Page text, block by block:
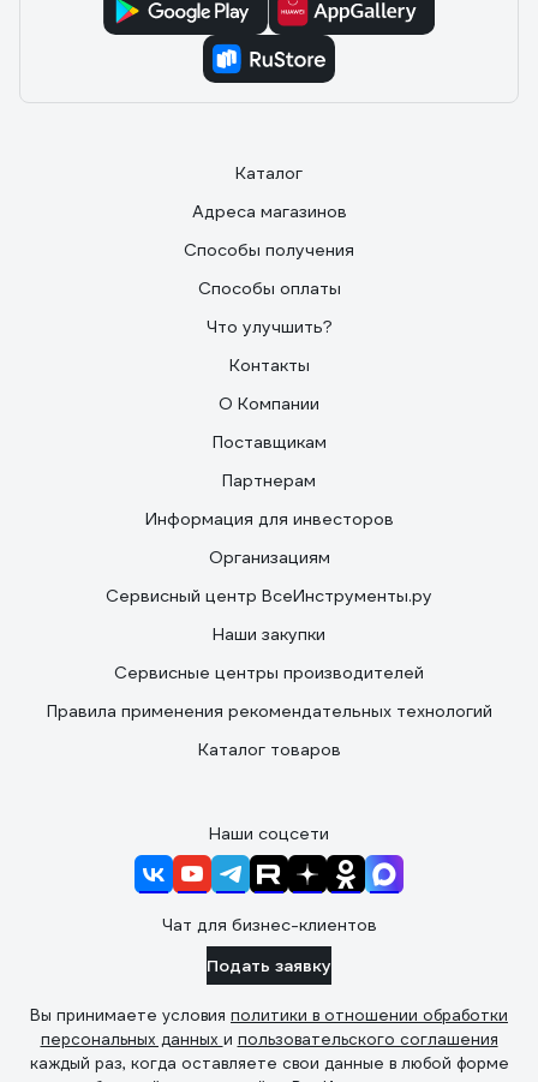
Каталог
Адреса магазинов
Способы получения
Способы оплаты
Что улучшить?
Контакты
О Компании
Поставщикам
Партнерам
Информация для инвесторов
Организациям
Сервисный центр ВсеИнструменты.ру
Наши закупки
Сервисные центры производителей
Правила применения рекомендательных технологий
Каталог товаров
Наши соцсети
Чат для бизнес-клиентов
Подать заявку
Вы принимаете условия политики в отношении обработки
персональных данных и пользовательского соглашения
каждый раз, когда оставляете свои данные в любой форме